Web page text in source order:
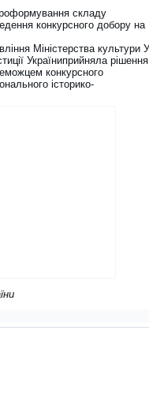
складу
конкурсного добору на
Міністерства культури
Україниприйняла
конкурсного
історико-